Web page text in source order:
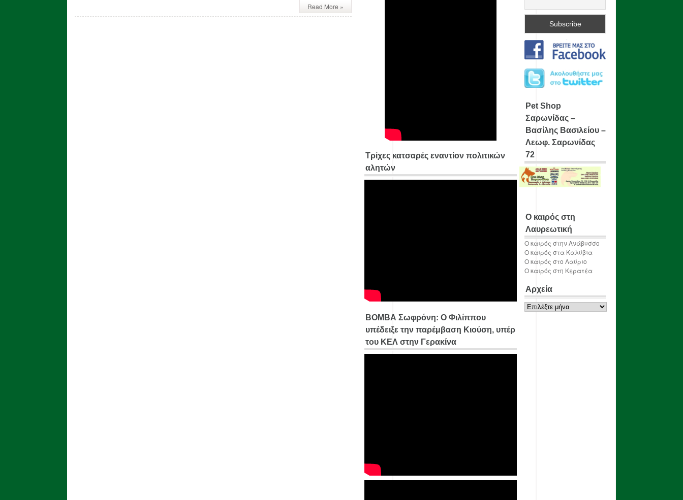
Read More »
Τρίχες κατσαρές εναντίον πολιτικών
αλητών
ΒΟΜΒΑ Σωφρόνη: Ο Φιλίππου
υπέδειξε την παρέμβαση Κιούση, υπέρ
του ΚΕΛ στην Γερακίνα
Pet Shop
Σαρωνίδας –
Βασίλης Βασιλείου –
Λεωφ. Σαρωνίδας
72
Ο καιρός στη
Λαυρεωτική
Ο καιρός στην Ανάβυσσο
Ο καιρός στα Καλύβια
Ο καιρός στο Λαύριο
Ο καιρός στη Κερατέα
Αρχεία
Αρχεία